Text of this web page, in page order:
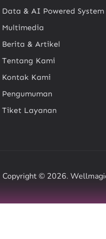
Data & AI Powered System
Multimedia
Berita & Artikel
Tentang Kami
Kontak Kami
Pengumuman
Tiket Layanan
Copyright © 2026.